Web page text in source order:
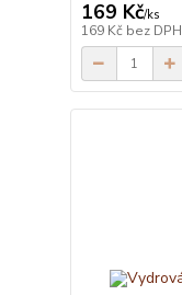
169 Kč/ks
169 Kč bez DPH